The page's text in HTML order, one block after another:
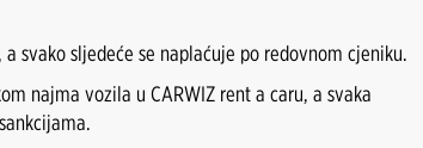
svako sljedeće se naplaćuje po redovnom cjeniku.
najma vozila u CARWIZ rent a caru, a svaka